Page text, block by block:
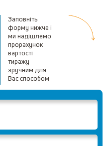
Заповніть
форму нижче і
ми надішлемо
прорахунок
вартості
тиражу
зручним для
Вас способом